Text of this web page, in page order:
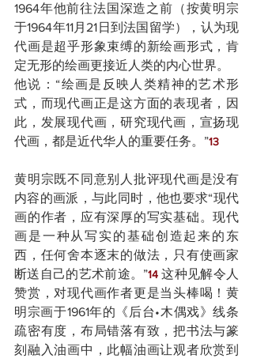
1964年他前往法国深造之前（按黄明宗
于1964年11月21日到法国留学），认为现
代画是超乎形象束缚的新绘画形式，肯
定无形的绘画更接近人类的内心世界。
他说：“绘画是反映人类精神的艺术形
式，而现代画正是这方面的表现者，因
此，发展现代画，研究现代画，宣扬现
代画，都是近代华人的重要任务。”13
黄明宗既不同意别人批评现代画是没有
内容的画派，与此同时，他也要求“现代
画的作者，应有深厚的写实基础。现代
画是一种从写实的基础创造起来的东
西，任何舍本逐末的做法，只有使画家
断送自己的艺术前途。”14 这种见解令人
赞赏，对现代画作者更是当头棒喝！黄
明宗画于1961年的《后台•木偶戏》线条
疏密有度，布局错落有致，把书法与篆
刻融入油画中，此幅油画让观者欣赏到